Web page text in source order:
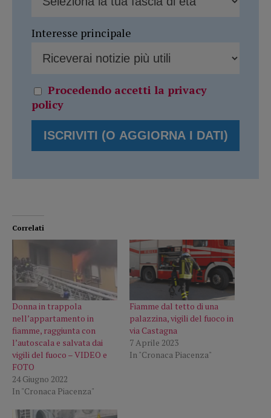
Interesse principale
Procedendo accetti la privacy
policy
Correlati
Donna in trappola
nell’appartamento in
fiamme, raggiunta con
l’autoscala e salvata dai
vigili del fuoco – VIDEO e
FOTO
24 Giugno 2022
In "Cronaca Piacenza"
Fiamme dal tetto di una
palazzina, vigili del fuoco in
via Castagna
7 Aprile 2023
In "Cronaca Piacenza"